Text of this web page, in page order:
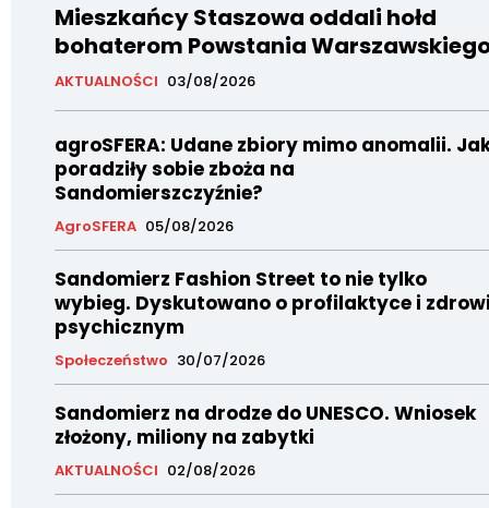
Mieszkańcy Staszowa oddali hołd
bohaterom Powstania
AKTUALNOŚCI 03/08/2026
agroSFERA: Udane zbiory mimo anomalii.
poradziły sobie zboża na
Sandomierszczyźnie?
AgroSFERA 05/08/2026
Sandomierz Fashion Street to nie tylko
wybieg. Dyskutowano o profilaktyce i
psychicznym
Społeczeństwo 30/07/2026
Sandomierz na drodze do UNESCO. Wniosek
złożony, miliony na zabytki
AKTUALNOŚCI 02/08/2026